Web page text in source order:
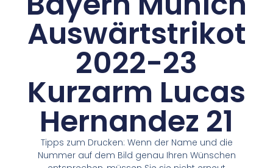
Auswärtstrikot
2022-23
Kurzarm Lucas
Hernandez 21
Tipps zum Drucken: Wenn der Name und die
Nummer auf dem Bild genau Ihren Wünschen